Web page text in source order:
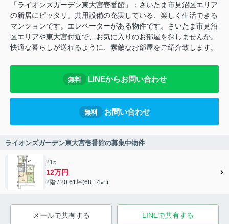
「ライオンズガーデン東大宮壱番館」：さいたま市見沼区エリア
の新居にピッタリ。共用設備の充実している、楽しく生活できる
マンションです。エレベーターがある物件です。さいたま市見沼
区エリアや東大宮付近で、お気に入りのお部屋を探しませんか。
快適な暮らしが送れるように、素敵なお部屋をご紹介致します。
無料 LINEからお問い合わせ
無料 お問い合わせ
ライオンズガーデン東大宮壱番館の募集中物件
215
12万円
2階 / 20.61坪(68.14㎡)
メールで共有する LINEで共有する